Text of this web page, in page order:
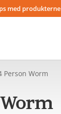
med produkterne
Person Worm